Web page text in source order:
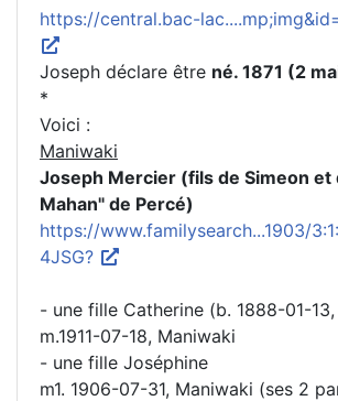
https://central.bac-
Joseph déclare être né. 1871 (2
*
Voici :
Maniwaki
Joseph Mercier (fils de Simeon et
Mahan" de Percé)
https://www.familysearch...1903/
4JSG?
- une fille Catherine (b. 1888-01-
m.1911-07-18, Maniwaki
- une fille Joséphine
m1. 1906-07-31, Maniwaki (ses 2